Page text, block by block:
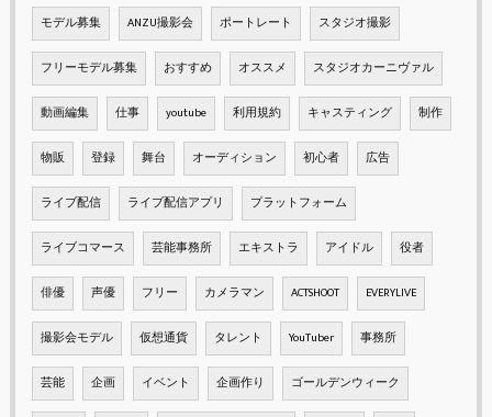
モデル募集 ANZU撮影会 ポートレート スタジオ撮影
フリーモデル募集 おすすめ オススメ スタジオカーニヴァル
動画編集 仕事 youtube 利用規約 キャスティング 制作
物販 登録 舞台 オーディション 初心者 広告
ライブ配信 ライブ配信アプリ プラットフォーム
ライブコマース 芸能事務所 エキストラ アイドル 役者
俳優 声優 フリー カメラマン ACTSHOOT EVERYLIVE
撮影会モデル 仮想通貨 タレント YouTuber 事務所
芸能 企画 イベント 企画作り ゴールデンウィーク